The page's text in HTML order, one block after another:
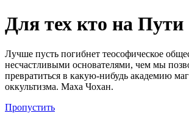
Для тех кто на Пути
Лучше пусть погибнет теософическое
несчастливыми основателями, чем мы
превратиться в какую-нибудь академию
оккультизма. Маха Чохан.
Пропустить